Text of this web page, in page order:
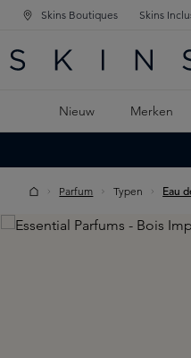
NAVIGATIE
DE HOOFDINHOUD
Skins Boutiques Skins
Nieuw Merken
Parfum Typen Eau
Skip image gallery